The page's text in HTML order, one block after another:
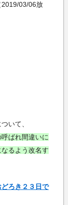
2019/03/06放
いて、
ばれ間違いに
るよう改名す
ろき２３日で